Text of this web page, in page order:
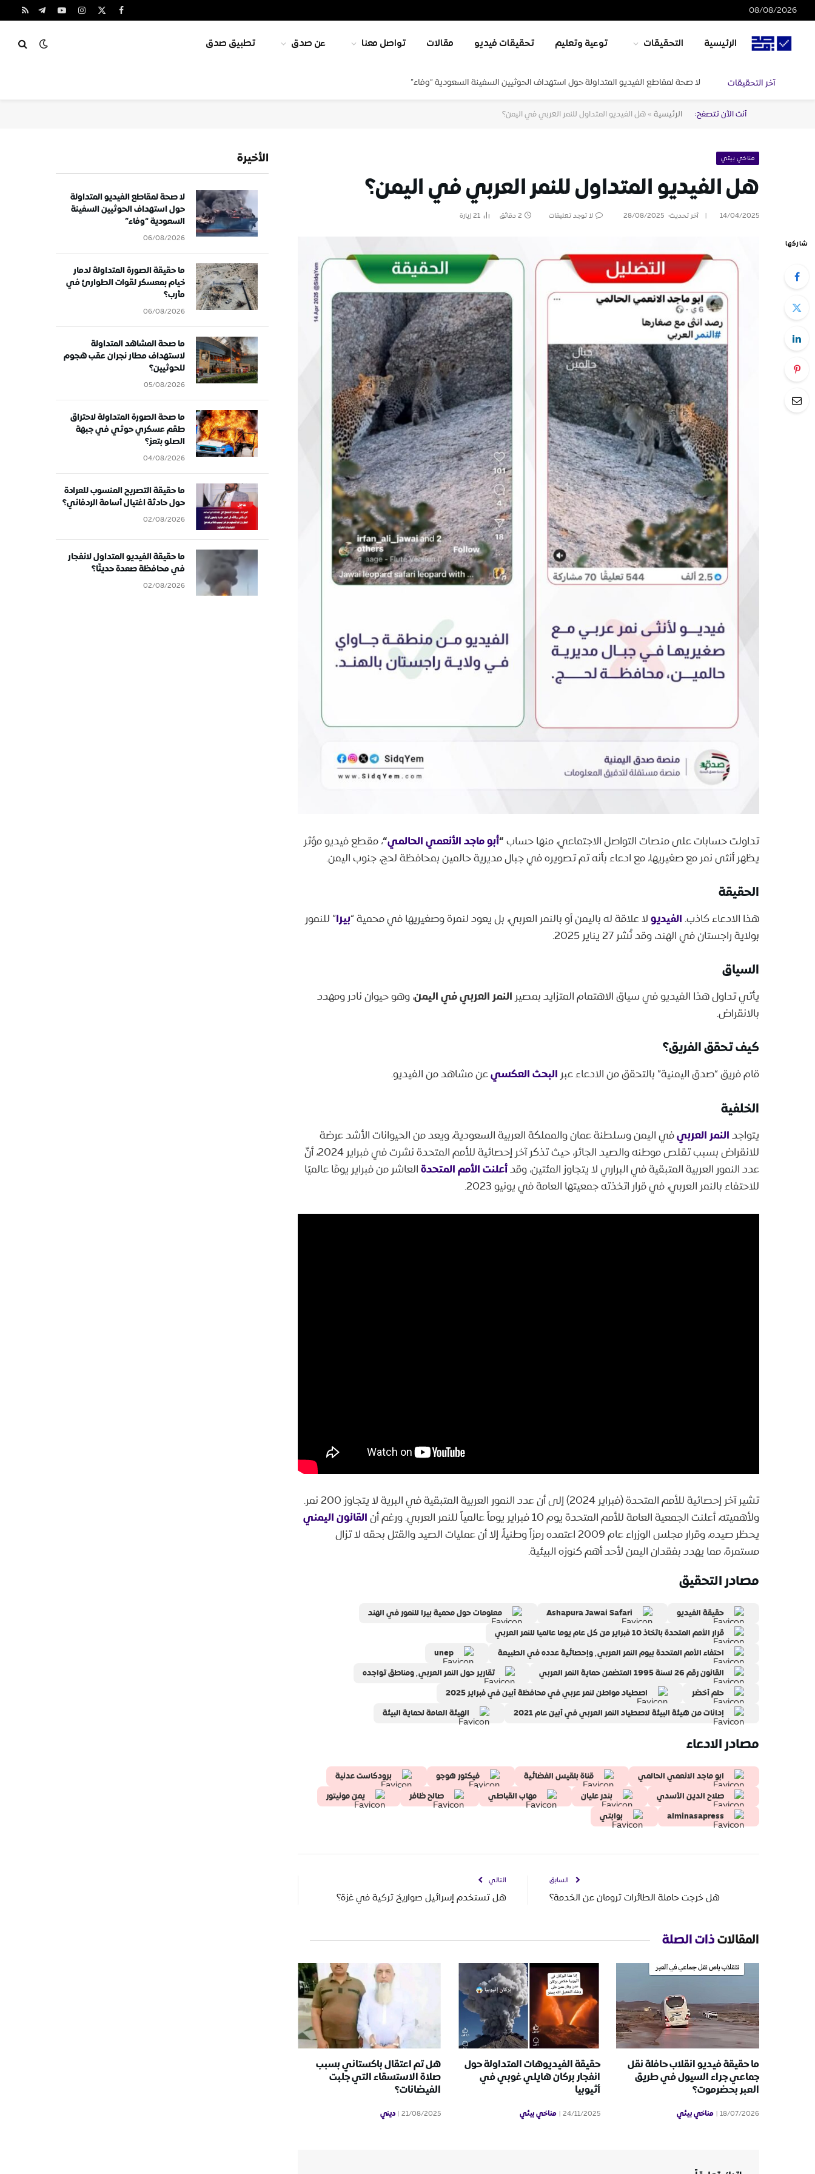
08/08/2026 فيسبوك
X
الانستغراميوتيوبتيلقرامRSS
الرئيسية التحقيقات توعية وتعليم تحقيقات فيديو مقالات تواصل معنا عن صدق تطبيق صدق
آخر التحقيقات لا صحة لمقاطع الفيديو المتداولة حول استهداف الحوثيين السفينة السعودية “وفاء”
أنت الآن تتصفح: الرئيسية»هل الفيديو المتداول للنمر العربي في اليمن؟
مناخي بيئي
هل الفيديو المتداول للنمر العربي في اليمن؟
14/04/2025 آخر تحديث: 28/08/2025 لا توجد تعليقات 2 دقائق 21زيارة
شاركها
تداولت حسابات على منصات التواصل الاجتماعي، منها حساب“أبو ماجد الأنعمي الحالمي“، مقطع فيديو مؤثر
يظهر أنثى نمر مع صغيريها، مع ادعاء بأنه تم تصويره في جبال مديرية حالمين بمحافظة لحج، جنوب اليمن.
الحقيقة
هذا الادعاء كاذب.الفيديولا علاقة له باليمن أو بالنمر العربي، بل يعود لنمرة وصغيريها في محمية “بيرا” للنمور
بولاية راجستان في الهند، وقد نُشر 27 يناير 2025.
السياق
يأتي تداول هذا الفيديو في سياق الاهتمام المتزايد بمصيرالنمر العربي في اليمن، وهو حيوان نادر ومهدد
بالانقراض.
كيف تحقق الفريق؟
قام فريق “صدق اليمنية” بالتحقق من الادعاء عبرالبحث العكسيعن مشاهد من الفيديو.
الخلفية
يتواجدالنمر العربيفي اليمن وسلطنة عمان والمملكة العربية السعودية، ويعد من الحيوانات الأشد عرضة
للانقراض بسبب تقلص موطنه والصيد الجائر، حيث تذكر آخر إحصائية للأمم المتحدة نشرت في فبراير 2024، أنّ
عدد النمور العربية المتبقية في البراري لا يتجاوز المئتين، وقدأعلنت الأمم المتحدةالعاشر من فبراير يومًا عالميًا
للاحتفاء بالنمر العربي، في قرار اتخذته جمعيتها العامة في يونيو 2023.
تشير آخر إحصائية للأمم المتحدة (فبراير 2024) إلى أن عدد النمور العربية المتبقية في البرية لا يتجاوز 200 نمر.
ولأهميته، أعلنت الجمعية العامة للأمم المتحدة يوم 10 فبراير يوماً عالمياً للنمر العربي. ورغم أن
القانون اليمني
يحظر صيده، وقرار مجلس الوزراء عام 2009 اعتمده رمزاً وطنياً، إلا أن عمليات الصيد والقتل بحقه لا تزال
مستمرة، مما يهدد بفقدان اليمن لأحد أهم كنوزه البيئية.
مصادر التحقيق
حقيقة الفيديو Ashapura Jawai Safari
معلومات حول محمية بيرا للنمور في الهند
قرار الأمم المتحدة باتخاذ 10 فبراير من كل عام يوما عالميا للنمر العربي
احتفاء الأمم المتحدة بيوم النمر العربي٬ وإحصائية عدده في الطبيعة
unep
القانون رقم 26 لسنة 1995 المتضمن حماية النمر العربي
تقارير حول النمر العربي٬ ومناطق تواجده
حلم أخضر
اصطياد مواطن لنمر عربي في محافظة أبين في فبراير 2025
إدانات من هيئة البيئة لاصطياد النمر العربي في أبين عام 2021
الهيئة العامة لحماية البيئة
مصادر الادعاء
ابو ماجد الانعمي الحالمي قناة بلقيس الفضائية فيكتور هوجو
برودكاست عدنية
صلاح الدين الأسدي
بندر عليان مهاب القباطي صالح ظافر
يمن مونيتور
alminasapress
بوابتي
السابق
هل خرجت حاملة الطائرات ترومان عن الخدمة؟
التالي
هل تستخدم إسرائيل صواريخ تركية في غزة؟
المقالاتذات الصلة
ما حقيقة فيديو انقلاب حافلة نقل
جماعي جراء السيول في طريق
العبر بحضرموت؟
18/07/2026 مناخي بيئي
حقيقة الفيديوهات المتداولة حول
انفجار بركان هايلي غوبي في
أثيوبيا
24/11/2025 مناخي بيئي
هل تم اعتقال باكستاني بسبب
صلاة الاستسقاء التي جلبت
الفيضانات؟
21/08/2025 ديني
الأخيرة
لا صحة لمقاطع الفيديو المتداولة
حول استهداف الحوثيين السفينة
السعودية “وفاء”
06/08/2026
ما حقيقة الصورة المتداولة لدمار
خيام بمعسكر لقوات الطوارئ في
مأرب؟
06/08/2026
ما صحة المشاهد المتداولة
لاستهداف مطار نجران عقب هجوم
للحوثيين؟
05/08/2026
ما صحة الصورة المتداولة لاحتراق
طقم عسكري حوثي في جبهة
الصلو بتعز؟
04/08/2026
ما حقيقة التصريح المنسوب للعرادة
حول حادثة اغتيال أسامة الردفاني؟
02/08/2026
ما حقيقة الفيديو المتداول لانفجار
في محافظة صعدة حديثًا؟
02/08/2026